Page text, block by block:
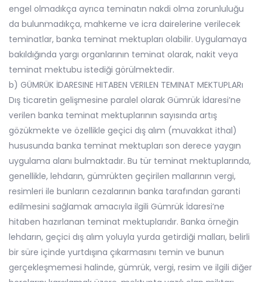
engel olmadıkça ayrıca teminatın nakdi olma zorunluluğu
da bulunmadıkça, mahkeme ve icra dairelerine verilecek
teminatlar, banka teminat mektupları olabilir. Uygulamaya
bakıldığında yargı organlarının teminat olarak, nakit veya
teminat mektubu istediği görülmektedir.
b) GÜMRÜK İDARESINE HITABEN VERILEN TEMINAT MEKTUPLARı
Dış ticaretin gelişmesine paralel olarak Gümrük İdaresi’ne
verilen banka teminat mektuplarının sayısında artış
gözükmekte ve özellikle geçici dış alım (muvakkat ithal)
hususunda banka teminat mektupları son derece yaygın
uygulama alanı bulmaktadır. Bu tür teminat mektuplarında,
genellikle, lehdarın, gümrükten geçirilen mallarının vergi,
resimleri ile bunların cezalarının banka tarafından garanti
edilmesini sağlamak amacıyla ilgili Gümrük İdaresi’ne
hitaben hazırlanan teminat mektuplarıdır. Banka örneğin
lehdarın, geçici dış alım yoluyla yurda getirdiği malları, belirli
bir süre içinde yurtdışına çıkarmasını temin ve bunun
gerçekleşmemesi halinde, gümrük, vergi, resim ve ilgili diğer